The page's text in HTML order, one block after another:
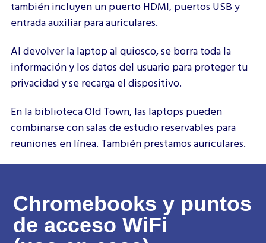
también incluyen un puerto HDMI, puertos USB y
entrada auxiliar para auriculares.
Al devolver la laptop al quiosco, se borra toda la
información y los datos del usuario para proteger tu
privacidad y se recarga el dispositivo.
En la biblioteca Old Town, las laptops pueden
combinarse con salas de estudio reservables para
reuniones en línea. También prestamos auriculares.
Chromebooks y puntos
de acceso WiFi